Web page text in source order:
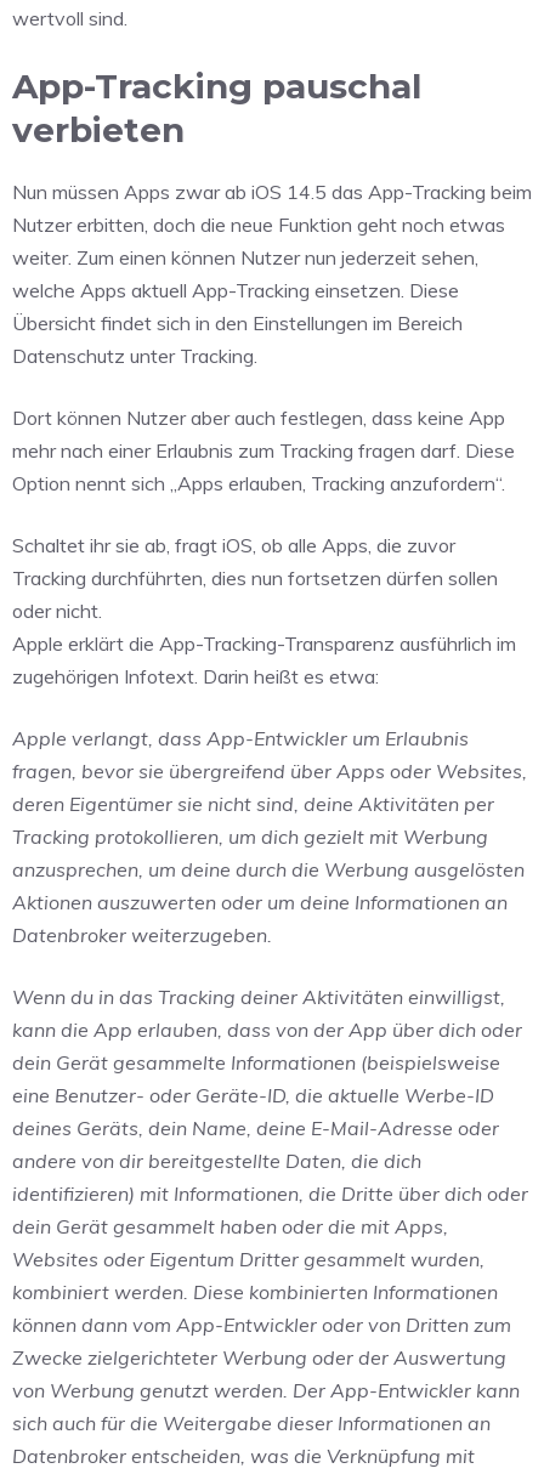
wertvoll sind.
App-Tracking pauschal
verbieten
Nun müssen Apps zwar ab iOS 14.5 das App-Tracking beim
Nutzer erbitten, doch die neue Funktion geht noch etwas
weiter. Zum einen können Nutzer nun jederzeit sehen,
welche Apps aktuell App-Tracking einsetzen. Diese
Übersicht findet sich in den Einstellungen im Bereich
Datenschutz unter Tracking.
Dort können Nutzer aber auch festlegen, dass keine App
mehr nach einer Erlaubnis zum Tracking fragen darf. Diese
Option nennt sich „Apps erlauben, Tracking anzufordern“.
Schaltet ihr sie ab, fragt iOS, ob alle Apps, die zuvor
Tracking durchführten, dies nun fortsetzen dürfen sollen
oder nicht.
Apple erklärt die App-Tracking-Transparenz ausführlich im
zugehörigen Infotext. Darin heißt es etwa:
Apple verlangt, dass App-Entwickler um Erlaubnis
fragen, bevor sie übergreifend über Apps oder Websites,
deren Eigentümer sie nicht sind, deine Aktivitäten per
Tracking protokollieren, um dich gezielt mit Werbung
anzusprechen, um deine durch die Werbung ausgelösten
Aktionen auszuwerten oder um deine Informationen an
Datenbroker weiterzugeben.
Wenn du in das Tracking deiner Aktivitäten einwilligst,
kann die App erlauben, dass von der App über dich oder
dein Gerät gesammelte Informationen (beispielsweise
eine Benutzer- oder Geräte-ID, die aktuelle Werbe-ID
deines Geräts, dein Name, deine E-Mail-Adresse oder
andere von dir bereitgestellte Daten, die dich
identifizieren) mit Informationen, die Dritte über dich oder
dein Gerät gesammelt haben oder die mit Apps,
Websites oder Eigentum Dritter gesammelt wurden,
kombiniert werden. Diese kombinierten Informationen
können dann vom App-Entwickler oder von Dritten zum
Zwecke zielgerichteter Werbung oder der Auswertung
von Werbung genutzt werden. Der App-Entwickler kann
sich auch für die Weitergabe dieser Informationen an
Datenbroker entscheiden, was die Verknüpfung mit